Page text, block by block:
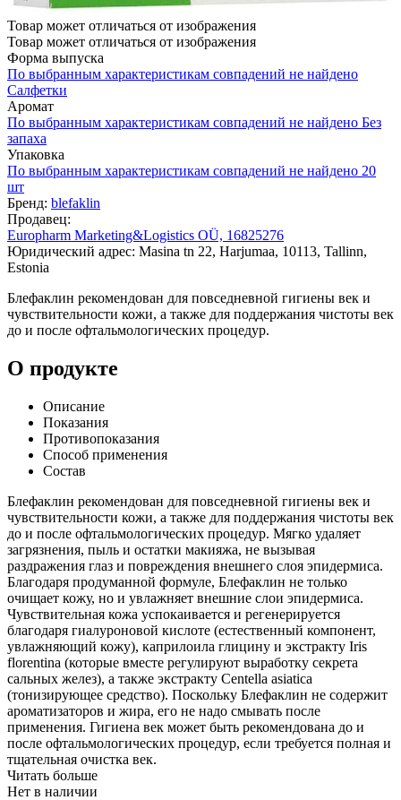
Товар может отличаться от изображения
Товар может отличаться от изображения
Форма выпуска
По выбранным характеристикам совпадений не найдено
Салфетки
Аромат
По выбранным характеристикам совпадений не найдено Без
запаха
Упаковка
По выбранным характеристикам совпадений не найдено 20
шт
Бренд: blefaklin
Продавец:
Europharm Marketing&Logistics OÜ, 16825276
Юридический адрес: Masina tn 22, Harjumaa, 10113, Tallinn,
Estonia
Блефаклин рекомендован для повседневной гигиены век и
чувствительности кожи, а также для поддержания чистоты век
до и после офтальмологических процедур.
О продукте
Описание
Показания
Противопоказания
Способ применения
Состав
Блефаклин рекомендован для повседневной гигиены век и
чувствительности кожи, а также для поддержания чистоты век
до и после офтальмологических процедур. Мягко удаляет
загрязнения, пыль и остатки макияжа, не вызывая
раздражения глаз и повреждения внешнего слоя эпидермиса.
Благодаря продуманной формуле, Блефаклин не только
очищает кожу, но и увлажняет внешние слои эпидермиса.
Чувствительная кожа успокаивается и регенерируется
благодаря гиалуроновой кислоте (естественный компонент,
увлажняющий кожу), каприлоила глицину и экстракту Iris
florentina (которые вместе регулируют выработку секрета
сальных желез), а также экстракту Centella asiatica
(тонизирующее средство). Поскольку Блефаклин не содержит
ароматизаторов и жира, его не надо смывать после
применения. Гигиена век может быть рекомендована до и
после офтальмологических процедур, если требуется полная и
тщательная очистка век.
Читать больше
Нет в наличии